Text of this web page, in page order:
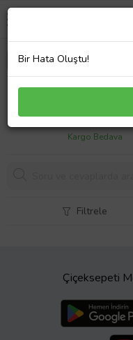
Hyundai
2007-2012
510,00 TL
Kargo Bedava
Filtrele
Çiçeksepeti
Bir Hata Oluştu!